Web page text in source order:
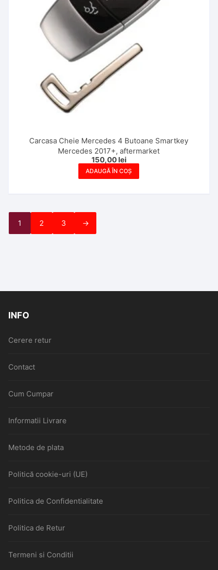
Carcasa Cheie Mercedes 4 Butoane Smartkey
Mercedes 2017+, aftermarket
150,00 lei
ADAUGĂ ÎN COȘ
1 2 3 →
INFO
Cerere retur
Contact
Cum Cumpar
Informatii Livrare
Metode de plata
Politică cookie-uri (UE)
Politica de Confidentialitate
Politica de Retur
Termeni si Conditii